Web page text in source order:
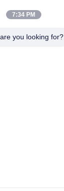
7:34 PM
you looking for?